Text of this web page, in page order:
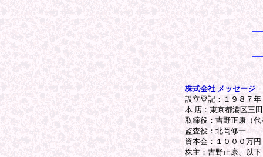
株式会社 メッセージ
設立登記：１９８７
本 店：東京都港区三
取締役：吉野正康（
監査役：北岡修一
資本金：１０００万円
株主：吉野正康、以下